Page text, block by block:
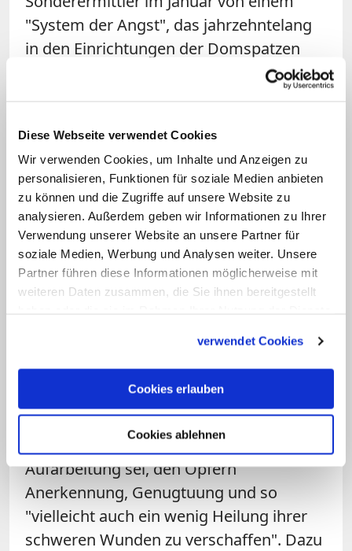
Diese Webseite verwendet Cookies
Wir verwenden Cookies, um Inhalte und Anzeigen zu
personalisieren, Funktionen für soziale Medien anbieten
zu können und die Zugriffe auf unsere Website zu
analysieren. Außerdem geben wir Informationen zu Ihrer
Verwendung unserer Website an unsere Partner für
soziale Medien, Werbung und Analysen weiter. Unsere
Partner führen diese Informationen möglicherweise mit
weiteren Daten zusammen, die Sie ihnen bereitgestellt
verwendet Cookies
Cookies erlauben
Cookies ablehnen
"System der Angst", das jahrzehntelang
in den Einrichtungen der Domspatzen
geherrscht habe. Die Zahl der Prügel-
Übergriffe mit 62. Auch nach dem Bericht
meldeten sich mehrere Dutzend weitere
ehemalige Domspatzen bei dem Juristen.
Voderholzer, seit Januar 2013 Bischof von
Regensburg, hat die Opfer wiederholt
öffentlich um Vergebung gebeten. Dabei
brachte er zugleich sein Bedauern
Versuche einer Selbstkorrektur "zu wenig
wirksam" gewesen seien. Auch seien
Ausmaß und Schwere der durch nichts
zu rechtfertigenden Übergriffe
unterschätzt worden. Oberstes Ziel der
Aufarbeitung sei, den Opfern
Anerkennung, Genugtuung und so
"vielleicht auch ein wenig Heilung ihrer
schweren Wunden zu verschaffen". Dazu